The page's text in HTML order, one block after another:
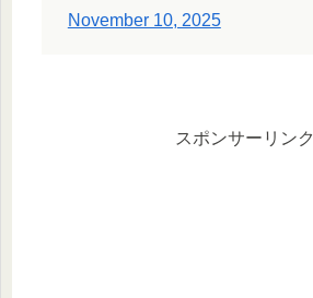
November 10, 2025
スポンサーリンク